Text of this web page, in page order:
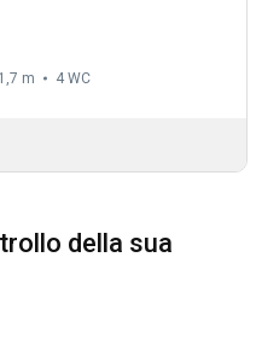
m 4 WC
della sua